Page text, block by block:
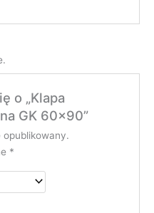
o „Klapa
GK 60×90”
opublikowany.
*